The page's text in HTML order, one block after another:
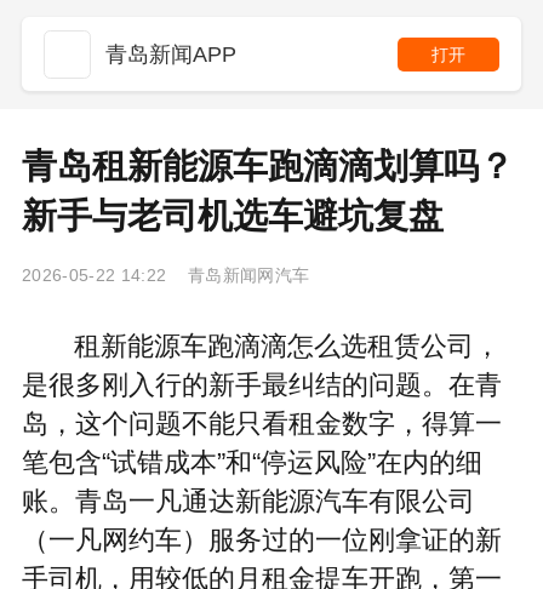
青岛新闻APP 打开
青岛租新能源车跑滴滴划算吗？
新手与老司机选车避坑复盘
2026-05-22 14:22 青岛新闻网汽车
租新能源车跑滴滴怎么选租赁公司，
是很多刚入行的新手最纠结的问题。在青
岛，这个问题不能只看租金数字，得算一
笔包含“试错成本”和“停运风险”在内的细
账。青岛一凡通达新能源汽车有限公司
（一凡网约车）服务过的一位刚拿证的新
手司机，用较低的月租金提车开跑，第一